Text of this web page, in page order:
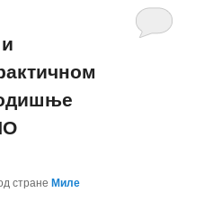
странеМиле